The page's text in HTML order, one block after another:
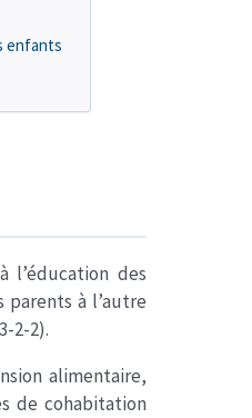
enfants
l’éducation des
parents à l’autre
2-2).
alimentaire,
de cohabitation